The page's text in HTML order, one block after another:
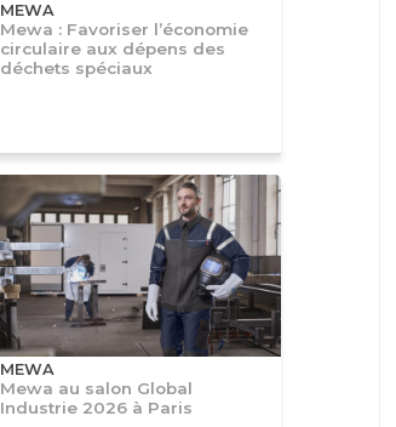
MEWA
Mewa : Favoriser l’économie
circulaire aux dépens des
déchets spéciaux
MEWA
Mewa au salon Global
Industrie 2026 à Paris